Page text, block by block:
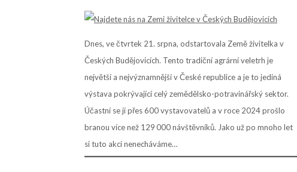
Dnes, ve čtvrtek 21. srpna, odstartovala Země živitelka v
Českých Budějovicích. Tento tradiční agrární veletrh je
největší a nejvýznamnější v České republice a je to jediná
výstava pokrývající celý zemědělsko-potravinářský sektor.
Účastní se jí přes 600 vystavovatelů a v roce 2024 prošlo
branou více než 129 000 návštěvníků. Jako už po mnoho let
si tuto akci nenecháváme…